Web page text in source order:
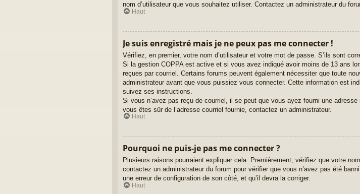
nom d’utilisateur que vous souhaitez utiliser. Contactez un administrateur du
Haut
Je suis enregistré mais je ne peux pas me connecter !
Vérifiez, en premier, votre nom d’utilisateur et votre mot de passe. S’ils sont
Si la gestion COPPA est active et si vous avez indiqué avoir moins de 13 ans
reçues par courriel. Certains forums peuvent également nécessiter que toute
administrateur avant que vous puissiez vous connecter. Cette information est
suivez ses instructions.
Si vous n’avez pas reçu de courriel, il se peut que vous ayez fourni une
vous êtes sûr de l’adresse courriel fournie, contactez un administrateur.
Haut
Pourquoi ne puis-je pas me connecter ?
Plusieurs raisons pourraient expliquer cela. Premièrement, vérifiez que votre
contactez un administrateur du forum pour vérifier que vous n’avez pas été
une erreur de configuration de son côté, et qu’il devra la corriger.
Haut